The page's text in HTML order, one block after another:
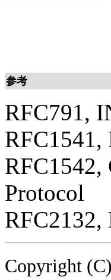
参考
RFC791,
RFC1542,
Protocol
RFC2132,
Copyright